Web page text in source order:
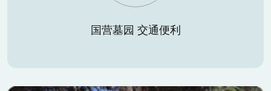
国营墓园 交通便利